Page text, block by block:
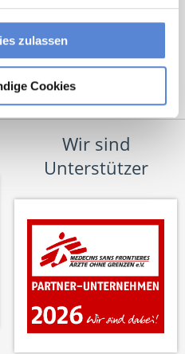
zulassen
Cookies
Wir sind
Unterstützer